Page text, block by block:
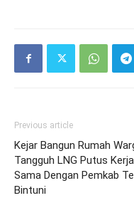
Previous article
Kejar Bangun Rumah
Tangguh LNG Putus Kerja
Sama Dengan Pemkab
Bintuni